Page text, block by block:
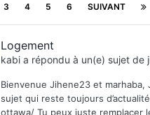
3 4 5 6 SUIVANT
Logement
kabi a répondu à un(e) sujet de
Bienvenue Jihene23 et marhaba,
sujet qui reste toujours
ottawa/ Tu peux juste remplacer